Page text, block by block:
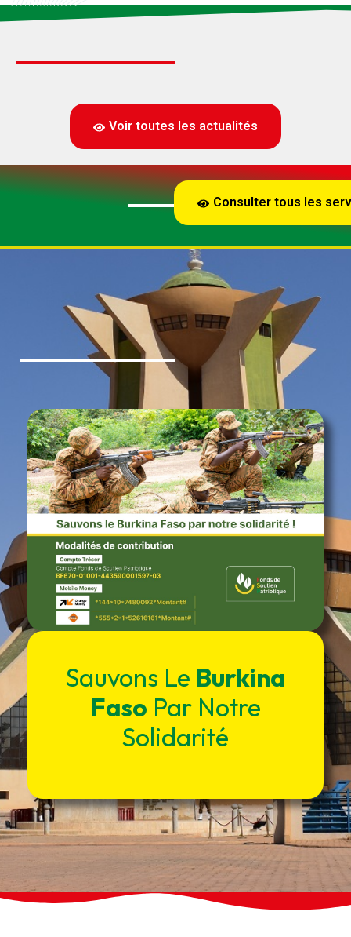
Voir toutes les actualités
Consulter tous les
Sauvons Le Burkina
Faso Par Notre
Solidarité